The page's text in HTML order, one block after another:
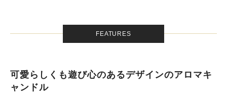
FEATURES
可愛らしくも遊び心のあるデザインのアロマキ
ャンドル